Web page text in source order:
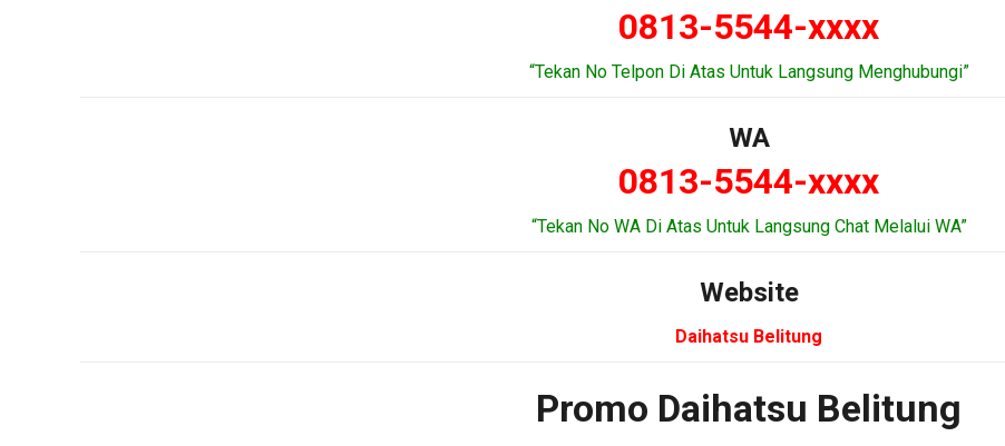
0813-5544-xxxx
“Tekan No Telpon Di Atas Untuk Langsung Menghubungi”
WA
0813-5544-xxxx
“Tekan No WA Di Atas Untuk Langsung Chat Melalui WA”
Website
Daihatsu Belitung
Promo Daihatsu Belitung